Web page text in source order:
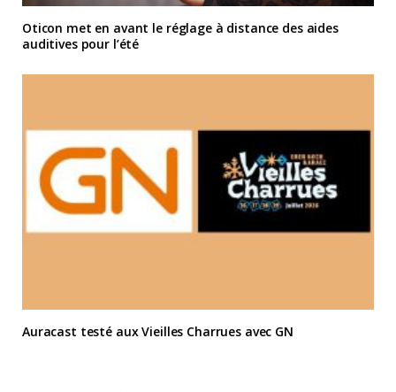
Oticon met en avant le réglage à distance des aides
auditives pour l’été
Auracast testé aux Vieilles Charrues avec GN